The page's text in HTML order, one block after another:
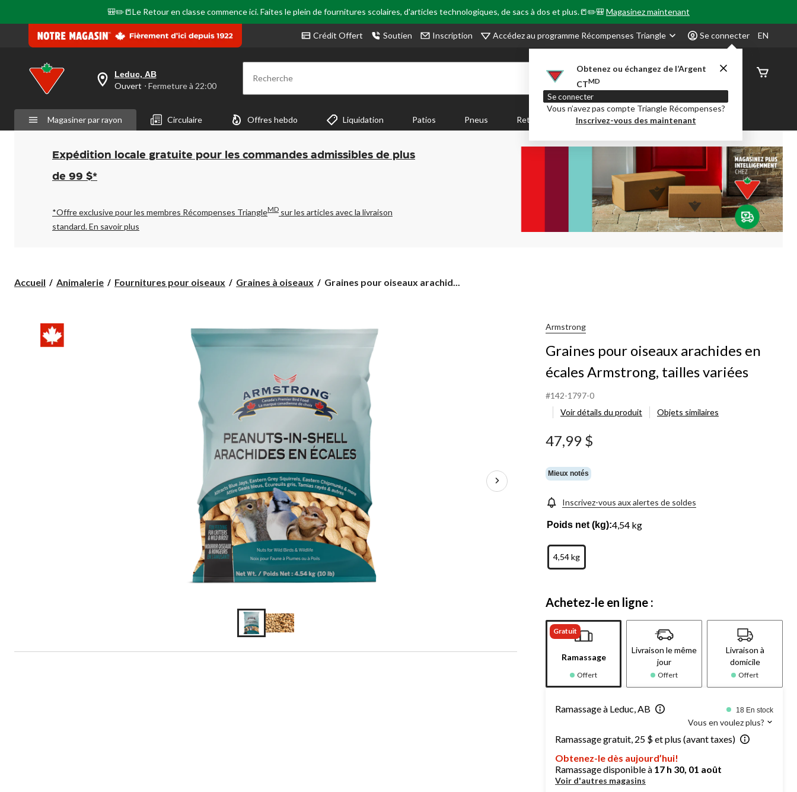
🎒✏️📒Le Retour en classe commence ici. Faites le plein de fournitures scolaires, d'articles technologiques, de sacs à dos et plus.📒✏️🎒Magasinez maintenant
Crédit Offert Soutien Inscription Accédez au programme Récompenses Triangle Se connecter
Obtenez ou échangez de l’Argent
CTMD
Se connecter
Vous n’avez pas compte Triangle Récompenses?
Inscrivez-vous des maintenant
EN
votre
est
Leduc,
AB,
Ouvert,
Fermeture
à
pour
changer
Leduc, AB
Ouvert ⋅ Fermeture à 22:00 Recherche
État de
Magasiner par rayon Circulaire Offres hebdo Liquidation Patios Pneus Retour en Classe Party City Centre-auto
Expédition locale gratuite pour les commandes admissibles de plus
de 99 $*
*Offre exclusive pour les membres Récompenses TriangleMD sur les articles avec la livraison
standard.En savoir plus
Accueil Animalerie Fournitures pour oiseaux Graines à oiseaux
Graines
Graines pour oiseaux arachid...
Armstrong
Graines pour oiseaux arachides en
écales Armstrong, tailles variées
#142-1797-0
Voir détails du produit
Objets similaires
47,99 $
Mieux notés
Inscrivez-vous aux alertes de soldes
Poids net (kg):4,54 kg
4,54 kg
Achetez-le en ligne :
Gratuit
Ramassage
Offert
Livraison le même
jour
Offert
Livraison à
domicile
Offert
Ramassage à Leduc, AB 18 En stock
Vous en voulez plus?
Ramassage gratuit, 25 $ et plus (avant taxes)
Obtenez-le dès aujourd’hui!
Ramassage disponible à 17 h 30, 01 août
Voir d'autres magasins